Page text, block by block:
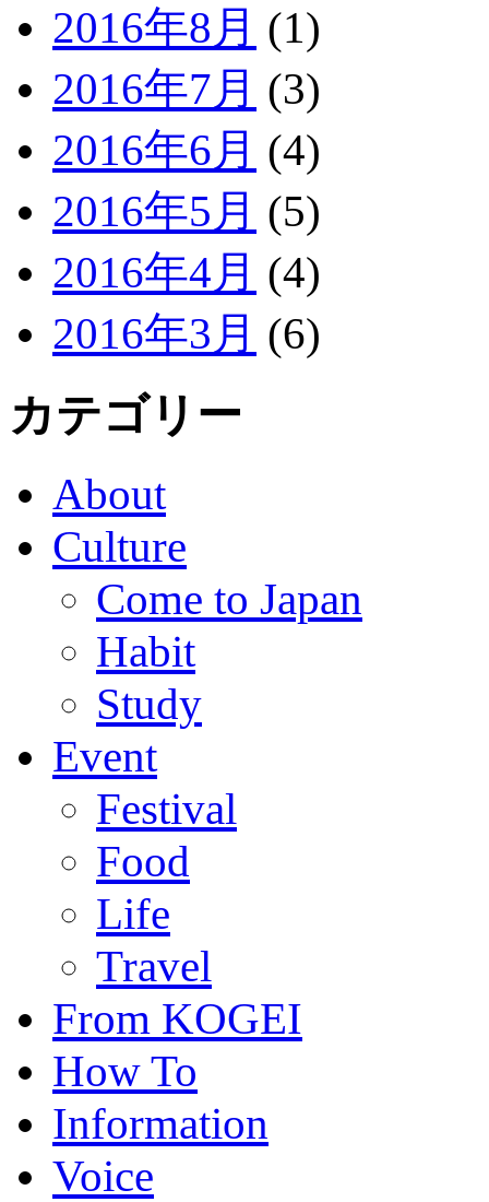
2016年8月 (1)
2016年7月 (3)
2016年6月 (4)
2016年5月 (5)
2016年4月 (4)
2016年3月 (6)
カテゴリー
About
Culture
Come to Japan
Habit
Study
Event
Festival
Food
Life
Travel
From KOGEI
How To
Information
Voice